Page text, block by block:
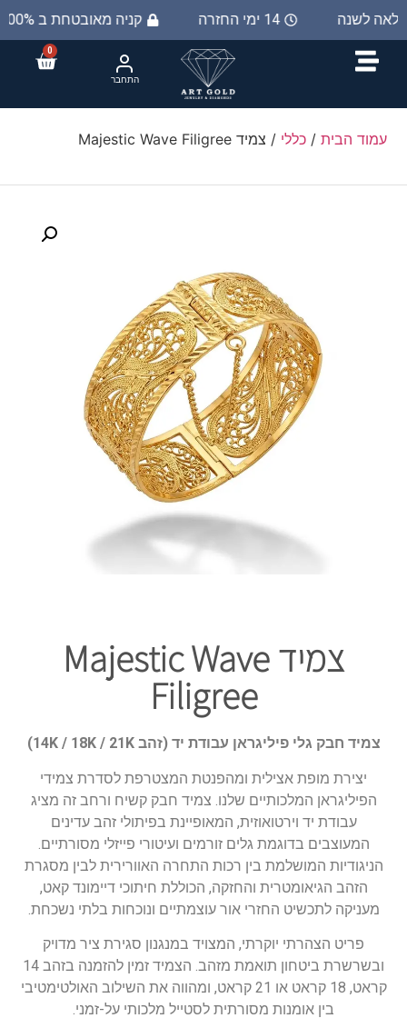
קניה מאובטחת ב 100% 14 ימי החזרה מלאה לשנה
0
התחבר
עמוד הבית / כללי / צמיד Majestic Wave Filigree
צמיד Majestic Wave
Filigree
צמיד חבק גלי פיליגראן עבודת יד (זהב 14K / 18K / 21K)
יצירת מופת אצילית ומהפנטת המצטרפת לסדרת צמידי
הפיליגראן המלכותיים שלנו. צמיד חבק קשיח ורחב זה מציג
עבודת יד וירטואוזית, המאופיינת בפיתולי זהב עדינים
המעוצבים בדוגמת גלים זורמים ועיטורי פייזלי מסורתיים.
הניגודיות המושלמת בין רכות התחרה האוורירית לבין מסגרת
הזהב הגיאומטרית והחזקה, הכוללת חיתוכי דיימונד קאט,
מעניקה לתכשיט החזרי אור עוצמתיים ונוכחות בלתי נשכחת.
פריט הצהרתי יוקרתי, המצויד במנגנון סגירת ציר מדויק
ובשרשרת ביטחון תואמת מזהב. הצמיד זמין להזמנה בזהב 14
קראט, 18 קראט או 21 קראט, ומהווה את השילוב האולטימטיבי
בין אומנות מסורתית לסטייל מלכותי על-זמני.